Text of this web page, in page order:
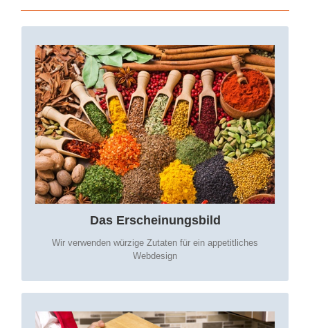
Das Erscheinungsbild
Wir verwenden würzige Zutaten für ein appetitliches
Webdesign
WAS MACHT EIN GUTES WEBDESIGN
AUS:
Corporate Identity
Einheitliche Gestaltungsformen
Web & Print im Einklang